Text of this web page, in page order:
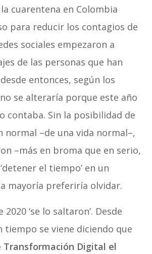
cuarentena en Colombia
para reducir los contagios de
sociales empezaron a
de las personas que han
entonces, según los
se alteraría porque este año
contaba. Sin la posibilidad de
normal –de una vida normal–,
–más en broma que en serio,
el tiempo’ en un
mayoría preferiría olvidar.
‘se lo saltaron’. Desde
tiempo se viene diciendo que
Transformación Digital el